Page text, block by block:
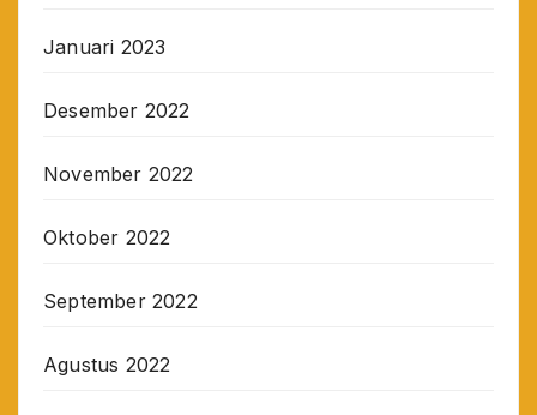
Januari 2023
Desember 2022
November 2022
Oktober 2022
September 2022
Agustus 2022